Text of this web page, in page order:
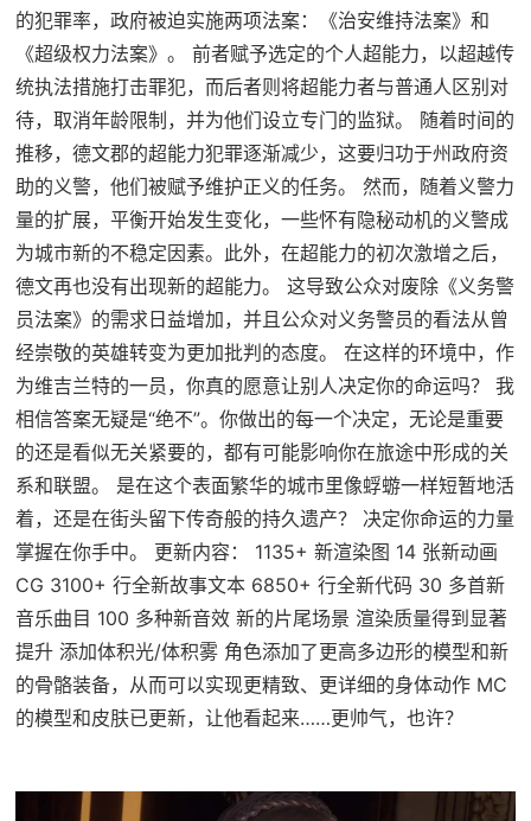
的犯罪率，政府被迫实施两项法案：《治安维持法案》和
《超级权力法案》。 前者赋予选定的个人超能力，以超越传
统执法措施打击罪犯，而后者则将超能力者与普通人区别对
待，取消年龄限制，并为他们设立专门的监狱。 随着时间的
推移，德文郡的超能力犯罪逐渐减少，这要归功于州政府资
助的义警，他们被赋予维护正义的任务。 然而，随着义警力
量的扩展，平衡开始发生变化，一些怀有隐秘动机的义警成
为城市新的不稳定因素。此外，在超能力的初次激增之后，
德文再也没有出现新的超能力。 这导致公众对废除《义务警
员法案》的需求日益增加，并且公众对义务警员的看法从曾
经崇敬的英雄转变为更加批判的态度。 在这样的环境中，作
为维吉兰特的一员，你真的愿意让别人决定你的命运吗？ 我
相信答案无疑是“绝不”。你做出的每一个决定，无论是重要
的还是看似无关紧要的，都有可能影响你在旅途中形成的关
系和联盟。 是在这个表面繁华的城市里像蜉蝣一样短暂地活
着，还是在街头留下传奇般的持久遗产？ 决定你命运的力量
掌握在你手中。 更新内容： 1135+ 新渲染图 14 张新动画
CG 3100+ 行全新故事文本 6850+ 行全新代码 30 多首新
音乐曲目 100 多种新音效 新的片尾场景 渲染质量得到显著
提升 添加体积光/体积雾 角色添加了更高多边形的模型和新
的骨骼装备，从而可以实现更精致、更详细的身体动作 MC
的模型和皮肤已更新，让他看起来……更帅气，也许？